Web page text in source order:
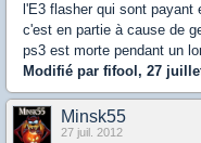
l'E3 flasher qui sont
c'est en partie à cause de
ps3 est morte pendant un
Modifié par fifool, 27
Minsk55
27 juil. 2012